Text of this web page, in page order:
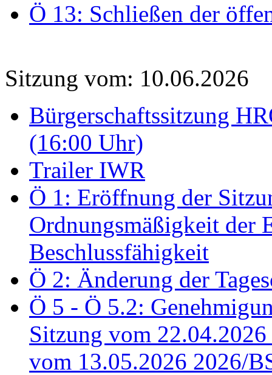
Ö 13: Schließen der
Sitzung vom: 10.06.2026
Bürgerschaftssitzung
(16:00 Uhr)
Trailer IWR
Ö 1: Eröffnung der
Ordnungsmäßigkeit der
Beschlussfähigkeit
Ö 2: Änderung der
Ö 5 - Ö 5.2:
Sitzung vom
vom 13.05.2026 2026/